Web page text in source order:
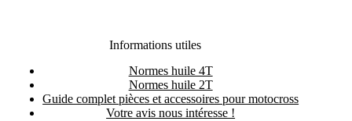
Informations utiles
Normes huile 4T
Normes huile 2T
Guide complet pièces et accessoires pour motocross
Votre avis nous intéresse !